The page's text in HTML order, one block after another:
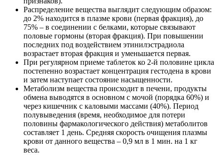
Распределение вещества выглядит следующим образом:
до 2% находится в плазме крови (первая фракция), до
75% – в соединении с белками, которые связывают
половые гормоны (вторая фракция). При повышении
последних под воздействием этинилэстрадиола
возрастает вторая фракция и уменьшается первая.
При регулярном приеме таблеток ко 2-й половине цикла
постепенно возрастает концентрация гестодена в крови
и затем наступает состояние насыщенности.
Метаболизм вещества происходит в печени, продукты
обмена выводятся в основном с мочой (порядка 60%) и
через кишечник с каловыми массами (40%). Период
полувыведения (время, необходимое для потери
половины фармакологического действия) метаболитов
составляет 1 день. Средняя скорость очищения плазмы
крови от данного вещества – 0,9 мл в 1 мин. на 1 кг
веса.